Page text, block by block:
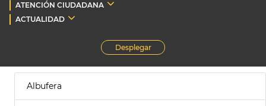
ATENCIÓN CIUDADANA
ACTUALIDAD
Desplegar
Albufera